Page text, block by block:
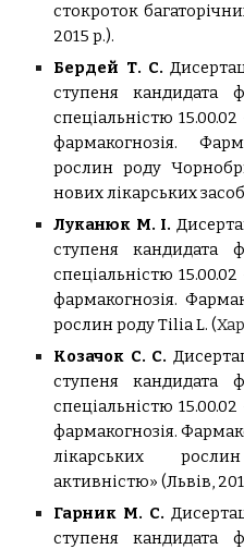
стокроток
2015 р.).
Бердей Т. С.
ступеня кандидата
спеціальністю
фармакогнозія.
рослин роду
нових лікарських
Луканюк М. І.
ступеня кандидата
спеціальністю
фармакогнозія.
рослин роду Tilia L. (
Козачок С. С.
ступеня кандидата
спеціальністю
фармакогнозія.
лікарських
активністю» (Львів,
Гарник М. С.
ступеня кандидата